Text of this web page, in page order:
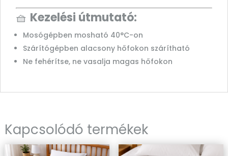
🧺 Kezelési útmutató:
Mosógépben mosható 40°C-on
Szárítógépben alacsony hőfokon szárítható
Ne fehérítse, ne vasalja magas hőfokon
Kapcsolódó termékek